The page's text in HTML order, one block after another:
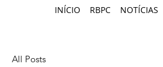
INÍCIO RBPC NOTÍCIAS
All Posts